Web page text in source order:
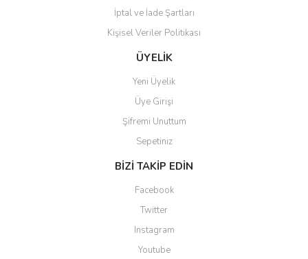
Gönder
İptal ve İade Şartları
Kişisel Veriler Politikası
ÜYELİK
Yeni Üyelik
Üye Girişi
Şifremi Unuttum
Sepetiniz
BİZİ TAKİP EDİN
Facebook
Twitter
Instagram
Youtube